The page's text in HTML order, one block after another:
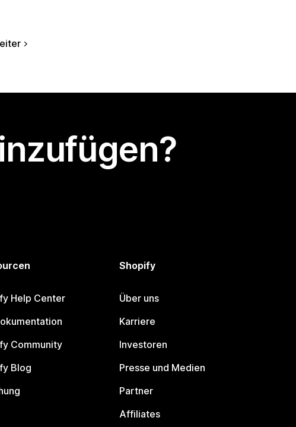
Help Center
Community
Blog
Shopify
Über uns
Karriere
Investoren
Presse und Medien
Partner
Affiliates